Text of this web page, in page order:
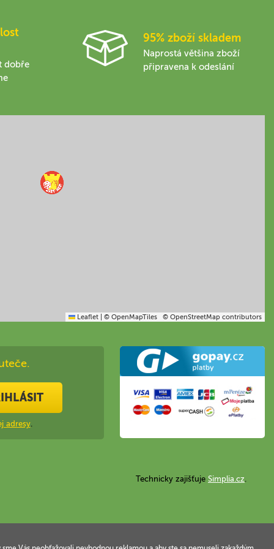
dobře
95% zboží skladem
Naprostá většina zboží
připravena k odeslání
Leaflet © OpenMapTiles © OpenStreetMap contributors
adresy.
Technicky zajišťuje Simplia.cz